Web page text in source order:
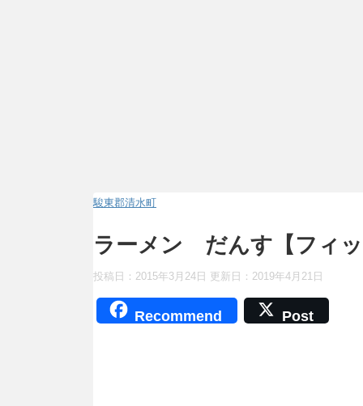
駿東郡清水町
ラーメン だんす【フィ
投稿日：2015年3月24日 更新日： 2019年4月21日
Recommend Post